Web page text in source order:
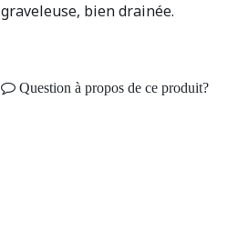
graveleuse, bien drainée.
Question à propos de ce produit?